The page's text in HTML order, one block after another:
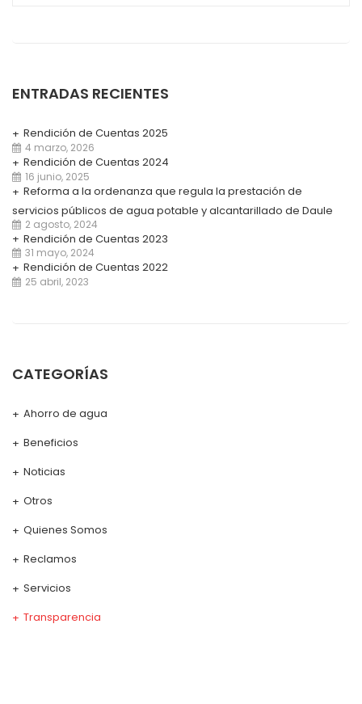
ENTRADAS RECIENTES
Rendición de Cuentas 2025
4 marzo, 2026
Rendición de Cuentas 2024
16 junio, 2025
Reforma a la ordenanza que regula la prestación de
servicios públicos de agua potable y alcantarillado de Daule
2 agosto, 2024
Rendición de Cuentas 2023
31 mayo, 2024
Rendición de Cuentas 2022
25 abril, 2023
CATEGORÍAS
Ahorro de agua
Beneficios
Noticias
Otros
Quienes Somos
Reclamos
Servicios
Transparencia